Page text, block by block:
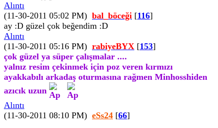
Alıntı
(11-30-2011 05:02 PM) bal_böceği [116]
ay :D güzel çok beğendim :D
Alıntı
(11-30-2011 05:16 PM) rabiyeBYX [153]
çok güzel ya süper çalışmalar ....
yalnız resim çekinmek için poz veren kırmızı
ayakkabılı arkadaş oturmasına rağmen Minhosshiden
azıcık uzun
Alıntı
(11-30-2011 08:10 PM) eSs24 [66]